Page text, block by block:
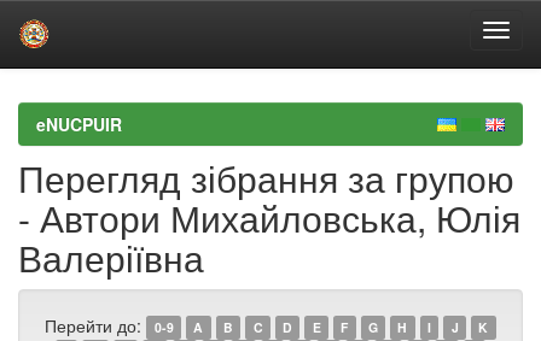
navigationeNUCPUIR
Перегляд зібрання за групою
- Автори Михайловська, Юлія
Валеріївна
Перейти до: 0-9 A B C D E F G H I J
K